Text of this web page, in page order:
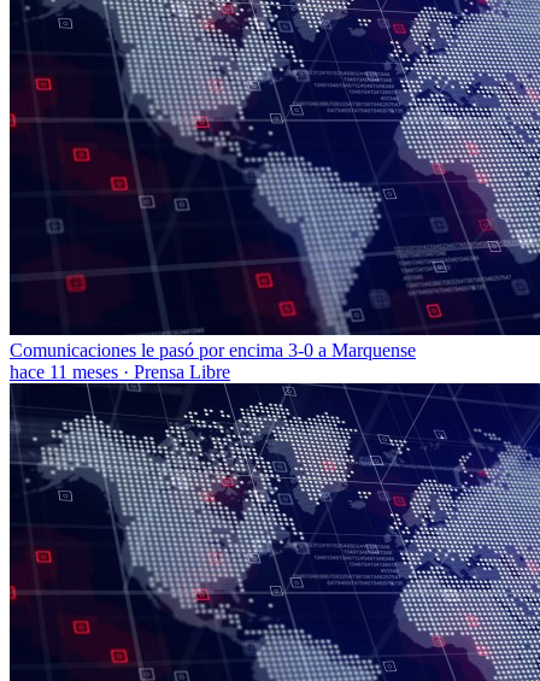
Comunicaciones le pasó por encima 3-0 a Marquense
hace 11 meses · Prensa Libre